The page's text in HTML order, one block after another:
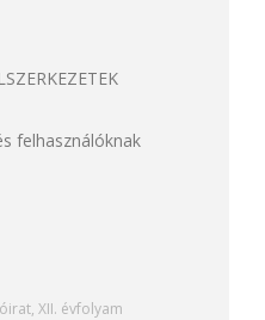
felhasználóknak
, XII. évfolyam